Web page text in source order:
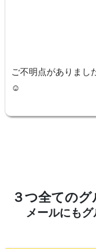
ご不明点がありまし
☺
３つ全ての
メールにも